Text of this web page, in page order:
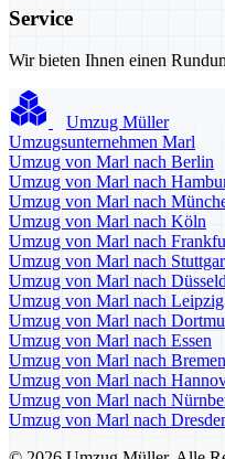
Service
Wir bieten Ihnen einen
Umzug Müller
Umzugsunternehmen Marl
Umzug von Marl nach Berlin
Umzug von Marl nach
Umzug von Marl nach
Umzug von Marl nach Köln
Umzug von Marl nach
Umzug von Marl nach
Umzug von Marl nach
Umzug von Marl nach Leipzig
Umzug von Marl nach
Umzug von Marl nach Essen
Umzug von Marl nach Bremen
Umzug von Marl nach
Umzug von Marl nach
Umzug von Marl nach